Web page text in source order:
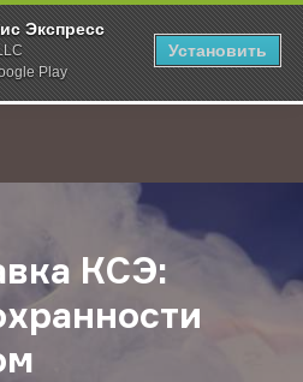
Экспресс
Play
Установить
Термодоставка КСЭ: Гарантия
КСЭ: